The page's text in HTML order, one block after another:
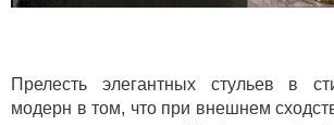
Прелесть элегантных стульев в
модерн в том, что при внешнем